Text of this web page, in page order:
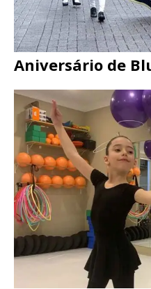
Aniversário de